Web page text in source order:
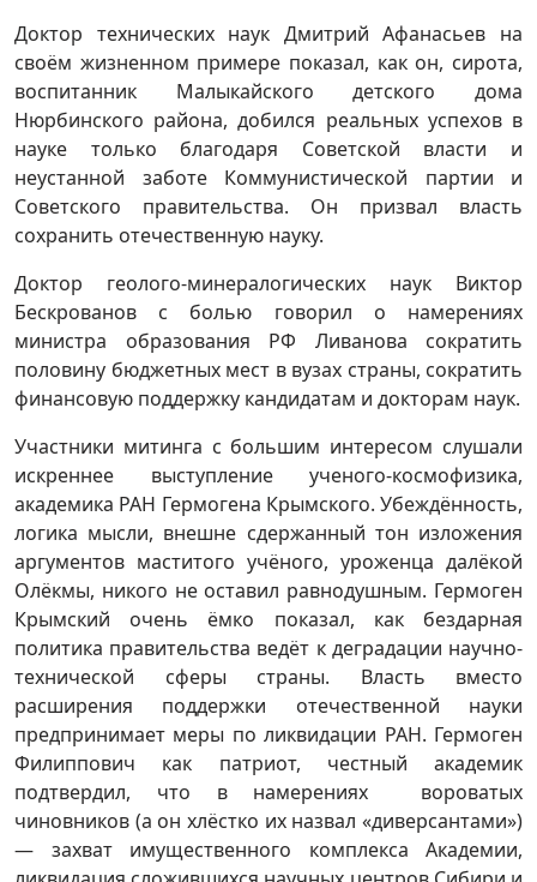
Доктор технических наук Дмитрий Афанасьев на
своём жизненном примере показал, как он, сирота,
воспитанник Малыкайского детского дома
Нюрбинского района, добился реальных успехов в
науке только благодаря Советской власти и
неустанной заботе Коммунистической партии и
Советского правительства. Он призвал власть
сохранить отечественную науку.
Доктор геолого-минералогических наук Виктор
Бескрованов с болью говорил о намерениях
министра образования РФ Ливанова сократить
половину бюджетных мест в вузах страны, сократить
финансовую поддержку кандидатам и докторам наук.
Участники митинга с большим интересом слушали
искреннее выступление ученого-космофизика,
академика РАН Гермогена Крымского. Убеждённость,
логика мысли, внешне сдержанный тон изложения
аргументов маститого учёного, уроженца далёкой
Олёкмы, никого не оставил равнодушным. Гермоген
Крымский очень ёмко показал, как бездарная
политика правительства ведёт к деградации научно-
технической сферы страны. Власть вместо
расширения поддержки отечественной науки
предпринимает меры по ликвидации РАН. Гермоген
Филиппович как патриот, честный академик
подтвердил, что в намерениях вороватых
чиновников (а он хлёстко их назвал «диверсантами»)
— захват имущественного комплекса Академии,